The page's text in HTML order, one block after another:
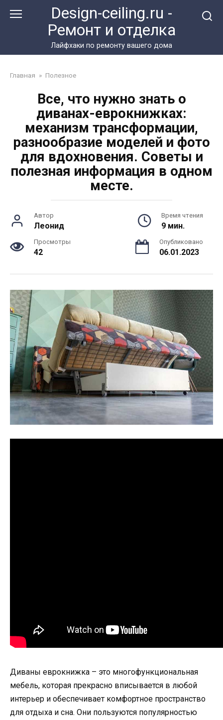
Design-ceiling.ru -
Ремонт и отделка
Лайфхаки по ремонту вашего дома
Главная » Полезное
Все, что нужно знать о
диванах-еврокнижках:
механизм трансформации,
разнообразие моделей и фото
для вдохновения. Советы и
полезная информация в одном
месте.
Автор
Леонид
Время чтения
9 мин.
Просмотры
42
Опубликовано
06.01.2023
Диваны еврокнижка – это многофункциональная
мебель, которая прекрасно вписывается в любой
интерьер и обеспечивает комфортное пространство
для отдыха и сна. Они пользуются популярностью